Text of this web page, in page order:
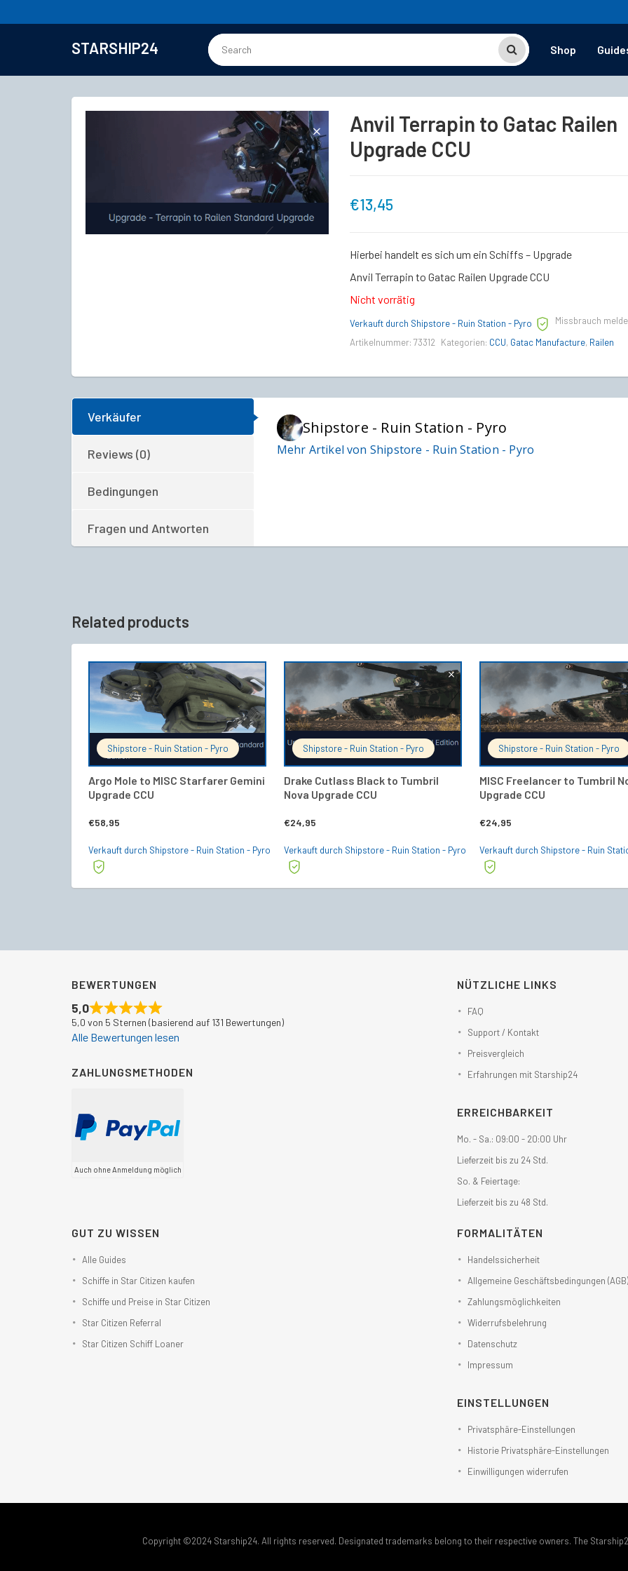
STARSHIP24 Shop
Anvil Terrapin to Gatac Railen
Upgrade CCU
€13,45
Hierbei handelt es sich um ein Schiffs – Upgrade
Anvil Terrapin to Gatac Railen Upgrade CCU
Nicht vorrätig
Verkauft durch Shipstore - Ruin Station - Pyro
Missbrauch
Artikelnummer: 73312 Kategorien: CCU, Gatac Manufacture, Railen
Verkäufer
Reviews (0)
Bedingungen
Fragen und Antworten
Shipstore - Ruin Station - Pyro
Mehr Artikel von Shipstore - Ruin Station - Pyro
Related products
Shipstore - Ruin Station - Pyro
Argo Mole to MISC Starfarer Gemini
Upgrade CCU
€58,95
IN DEN WARENKORB
Verkauft durch Shipstore - Ruin Station - Pyro
Shipstore - Ruin Station - Pyro
Drake Cutlass Black to Tumbril
Nova Upgrade CCU
€24,95
IN DEN WARENKORB
Verkauft durch Shipstore - Ruin Station - Pyro
Shipstore - Ruin Station - Pyro
MISC Freelancer to Tumbril
Upgrade CCU
€24,95
IN DEN
Verkauft durch Shipstore - Ruin
BEWERTUNGEN
5,0
5,0 von 5 Sternen (basierend auf 131 Bewertungen)
Alle Bewertungen lesen
ZAHLUNGSMETHODEN
Auch ohne Anmeldung möglich
NÜTZLICHE LINKS
FAQ
Support / Kontakt
Preisvergleich
Erfahrungen mit Starship24
ERREICHBARKEIT
Mo. - Sa.: 09:00 - 20:00 Uhr
Lieferzeit bis zu 24 Std.
So. & Feiertage:
Lieferzeit bis zu 48 Std.
GUT ZU WISSEN
Alle Guides
Schiffe in Star Citizen kaufen
Schiffe und Preise in Star Citizen
Star Citizen Referral
Star Citizen Schiff Loaner
FORMALITÄTEN
Handelssicherheit
Allgemeine Geschäftsbedingungen (AGB)
Zahlungsmöglichkeiten
Widerrufsbelehrung
Datenschutz
Impressum
EINSTELLUNGEN
Privatsphäre-Einstellungen
Historie Privatsphäre-Einstellungen
Einwilligungen widerrufen
Copyright ©2024 Starship24. All rights reserved. Designated trademarks belong to their respective owners. The